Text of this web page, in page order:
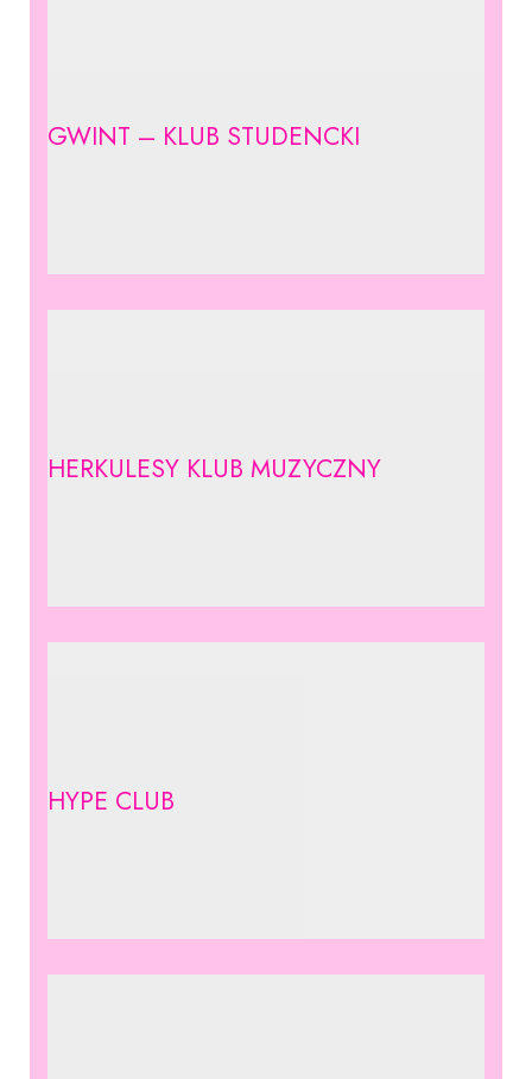
GWINT – KLUB STUDENCKI
HERKULESY KLUB MUZYCZNY
HYPE CLUB